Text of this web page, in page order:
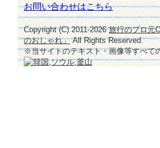
お問い合わせはこちら
Copyright (C) 2011-2026旅行のプロ元
のおしゃれ」All Rights Reserved.
※当サイトのテキスト・画像等すべて